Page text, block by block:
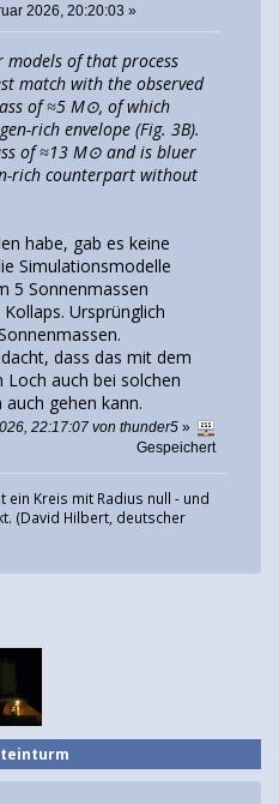
2026, 20:20:03 »
models of that process
match with the observed
of ≈5 M⊙, of which
rich envelope (Fig. 3B).
of ≈13 M⊙ and is bluer
rich counterpart without
habe, gab es keine
Simulationsmodelle
5 Sonnenmassen
Ursprünglich
dass das mit dem
Loch auch bei solchen
gehen kann.
22:17:07 von thunder5 »
Gespeichert
ein Kreis mit Radius null - und
(David Hilbert, deutscher